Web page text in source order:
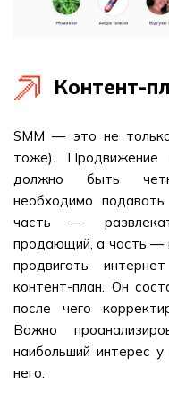
Контент-
SMM — это не
тоже). Продвижение
должно быть
необходимо
часть —
продающий, а часть —
продвигать
контент-план. Он
после чего
Важно
наибольший интерес
него.